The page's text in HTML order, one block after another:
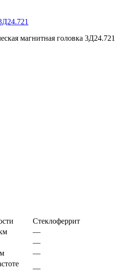
магнитная головка 3Д24.721
Стеклоферрит
—
—
—
—